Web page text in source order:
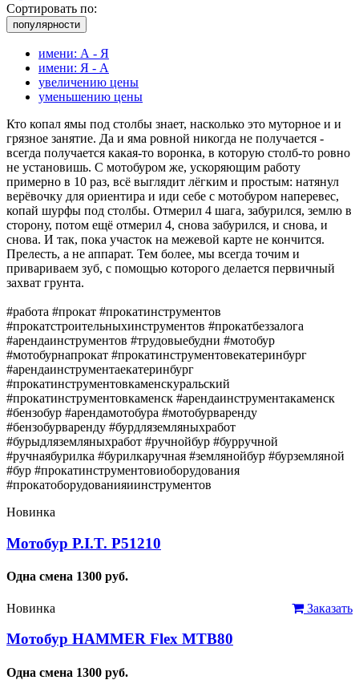
Сортировать по:
популярности
имени: А - Я
имени: Я - А
увеличению цены
уменьшению цены
Кто копал ямы под столбы знает, насколько это муторное и и
грязное занятие. Да и яма ровной никогда не получается -
всегда получается какая-то воронка, в которую столб-то ровно
не установишь. С мотобуром же, ускоряющим работу
примерно в 10 раз, всё выглядит лёгким и простым: натянул
верёвочку для ориентира и иди себе с мотобуром наперевес,
копай шурфы под столбы. Отмерил 4 шага, забурился, землю в
сторону, потом ещё отмерил 4, снова забурился, и снова, и
снова. И так, пока участок на межевой карте не кончится.
Прелесть, а не аппарат. Тем более, мы всегда точим и
привариваем зуб, с помощью которого делается первичный
захват грунта.
#работа #прокат #прокатинструментов
#прокатстроительныхинструментов #прокатбеззалога
#арендаинструментов #трудовыебудни #мотобур
#мотобурнапрокат #прокатинструментовекатеринбург
#арендаинструментаекатеринбург
#прокатинструментовкаменскуральский
#прокатинструментовкаменск #арендаинструментакаменск
#бензобур #арендамотобура #мотобурваренду
#бензобурваренду #бурдляземляныхработ
#бурыдляземляныхработ #ручнойбур #бурручной
#ручнаябурилка #бурилкаручная #землянойбур #бурземляной
#бур #прокатинструментовиоборудования
#прокатоборудованияиинструментов
Новинка
Мотобур P.I.T. P51210
Одна смена 1300 руб.
Заказать
Новинка
Мотобур HAMMER Flex MTB80
Одна смена 1300 руб.